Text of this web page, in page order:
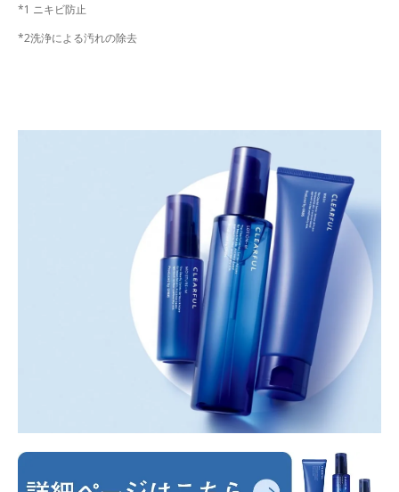
*1 ニキビ防止
*2洗浄による汚れの除去